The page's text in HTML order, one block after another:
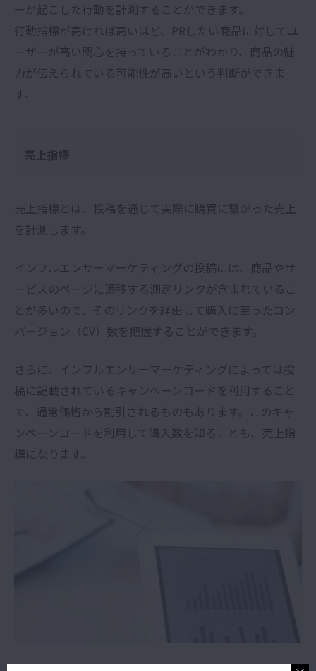
ーが起こした行動を計測することができます。
行動指標が高ければ高いほど、PRしたい商品に対してユ
ーザーが高い関心を持っていることがわかり、商品の魅
力が伝えられている可能性が高いという判断ができま
す。
売上指標
売上指標とは、投稿を通じて実際に購買に繋がった売上
を計測します。
インフルエンサーマーケティングの投稿には、商品やサ
ービスのページに遷移する測定リンクが含まれているこ
とが多いので、そのリンクを経由して購入に至ったコン
バージョン（CV）数を把握することができます。
さらに、インフルエンサーマーケティングによっては投
稿に記載されているキャンペーンコードを利用すること
で、通常価格から割引されるものもあります。このキャ
ンペーンコードを利用して購入数を知ることも、売上指
標になります。